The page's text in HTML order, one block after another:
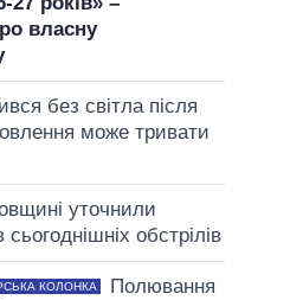
власну
без світла після
може тривати
уточнили
сьогоднішніх обстрілів
КОЛОНКА
Полювання